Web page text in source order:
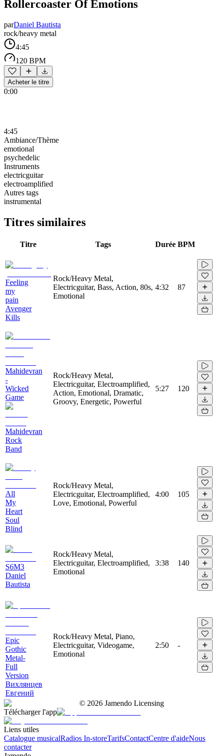
Rollercoaster Of Emotions
parDaniel Bautista
rock/heavy metal
4:45
120 BPM
Acheter le titre
0:00
4:45
Ambiance/Thème
emotional
psychedelic
Instruments
electricguitar
electroamplified
Autres tags
instrumental
Titres similaires
Titre Tags Durée BPM
Feeling
my
pain
Avenger
Kills
Rock/Heavy Metal,
Electricguitar, Bass, Action, 80s,
Emotional
4:32 87
Mahidevran
-
Wicked
Game
Mahidevran
Rock
Band
Rock/Heavy Metal,
Electricguitar, Electroamplified,
Action, Emotional, Dramatic,
Groovy, Energetic, Powerful
5:27 120
All
My
Heart
Soul
Blind
Rock/Heavy Metal,
Electricguitar, Electroamplified,
Love, Emotional, Powerful
4:00 105
S6M3
Daniel
Bautista
Rock/Heavy Metal,
Electricguitar, Electroamplified,
Emotional
3:38 140
Epic
Gothic
Metal-
Full
Version
Вихлянцев
Евгений
Rock/Heavy Metal, Piano,
Electricguitar, Videogame,
Emotional
2:50 -
© 2026 Jamendo Licensing
Télécharger l'app
Liens utiles
Catalogue musicalRadios In-storeTarifsContactCentre d'aideNous
contacter